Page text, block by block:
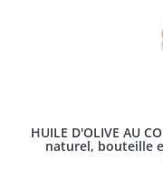
HUILE D'OLIVE AU
naturel, bouteille